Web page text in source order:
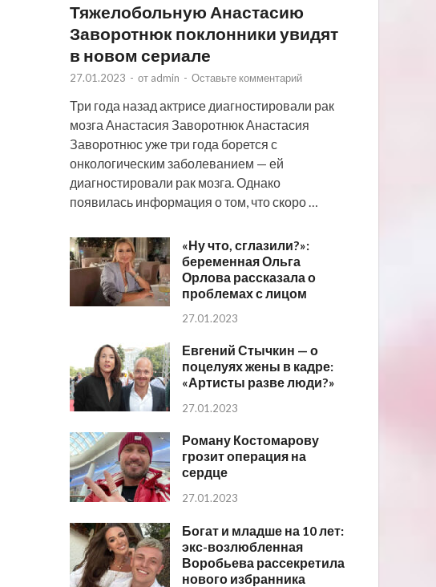
Тяжелобольную Анастасию
Заворотнюк поклонники увидят
в новом сериале
27.01.2023 - от admin - Оставьте комментарий
Три года назад актрисе диагностировали рак
мозга Анастасия Заворотнюк Анастасия
Заворотнюс уже три года борется с
онкологическим заболеванием — ей
диагностировали рак мозга. Однако
появилась информация о том, что скоро …
«Ну что, сглазили?»:
беременная Ольга
Орлова рассказала о
проблемах с лицом
27.01.2023
Евгений Стычкин — о
поцелуях жены в кадре:
«Артисты разве люди?»
27.01.2023
Роману Костомарову
грозит операция на
сердце
27.01.2023
Богат и младше на 10 лет:
экс-возлюбленная
Воробьева рассекретила
нового избранника